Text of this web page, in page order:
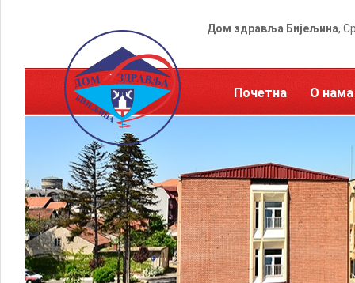
Дом здравља Бијељина,
Почетна О нама